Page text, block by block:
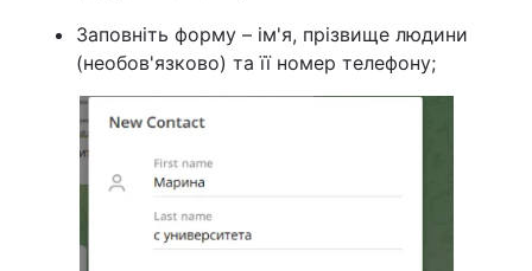
Заповніть форму – ім'я, прізвище людини
(необов'язково) та її номер телефону;